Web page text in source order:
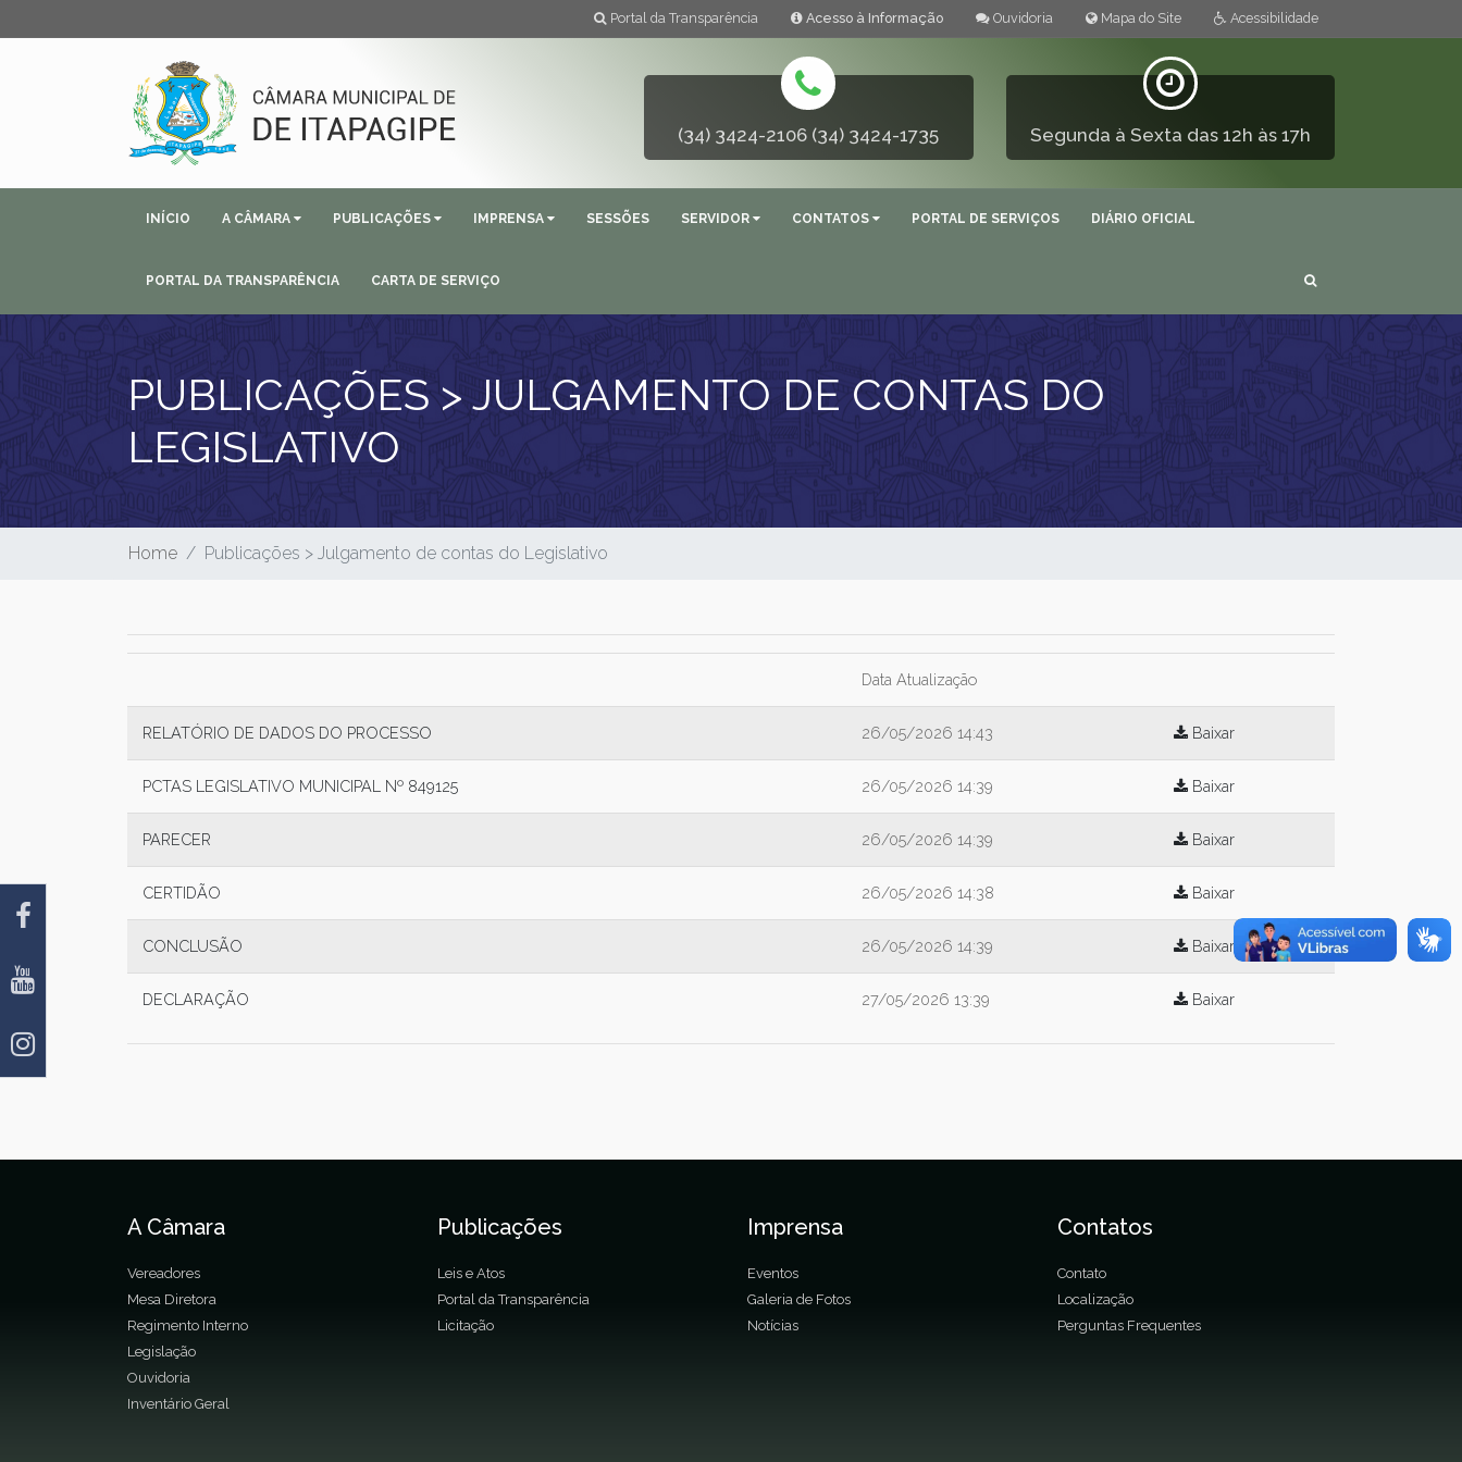
Acessibilidade
Mapa do Site
Ouvidoria
Acesso à Informação
Portal da Transparência
(34) 3424-2106 (34) 3424-1735 Segunda à Sexta das 12h às 17h
INÍCIO A CÂMARA PUBLICAÇÕES IMPRENSA SESSÕES SERVIDOR CONTATOS PORTAL DE SERVIÇOS DIÁRIO OFICIAL
PORTAL DA TRANSPARÊNCIA CARTA DE SERVIÇO
PUBLICAÇÕES > JULGAMENTO DE CONTAS DO
LEGISLATIVO
Home Publicações > Julgamento de contas do Legislativo
Data Atualização
RELATÓRIO DE DADOS DO PROCESSO 26/05/2026 14:43 Baixar
PCTAS LEGISLATIVO MUNICIPAL Nº 849125 26/05/2026 14:39 Baixar
PARECER 26/05/2026 14:39 Baixar
CERTIDÃO 26/05/2026 14:38 Baixar
CONCLUSÃO 26/05/2026 14:39 Baixar
DECLARAÇÃO 27/05/2026 13:39 Baixar
A Câmara
Vereadores
Mesa Diretora
Regimento Interno
Legislação
Ouvidoria
Inventário Geral
Publicações
Leis e Atos
Portal da Transparência
Licitação
Imprensa
Eventos
Galeria de Fotos
Notícias
Contatos
Contato
Localização
Perguntas Frequentes